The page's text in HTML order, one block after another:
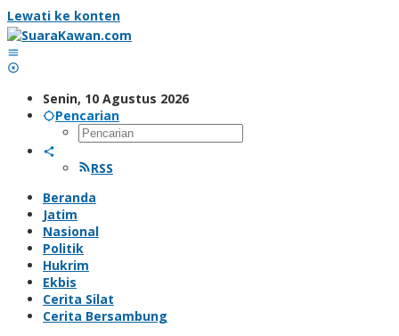
Lewati ke konten
Senin, 10 Agustus 2026
Pencarian
RSS
Beranda
Jatim
Nasional
Politik
Hukrim
Ekbis
Cerita Silat
Cerita Bersambung